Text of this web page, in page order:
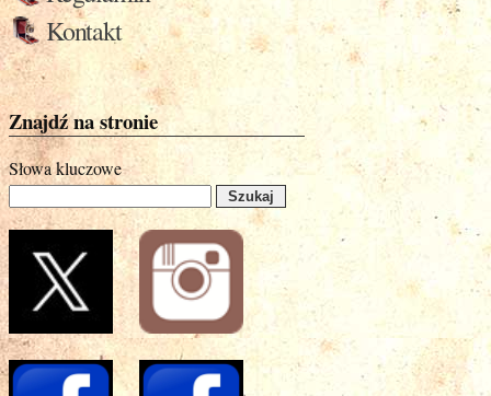
Kontakt
Znajdź na stronie
Słowa kluczowe